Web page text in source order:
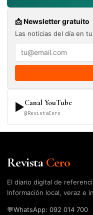
📩 Newsletter gratuito
Las noticias del día en
▶Canal YouTube
@RevistaCero
RevistaCero
El diario digital de
Información local, veraz e
💬WhatsApp: 092 014 700